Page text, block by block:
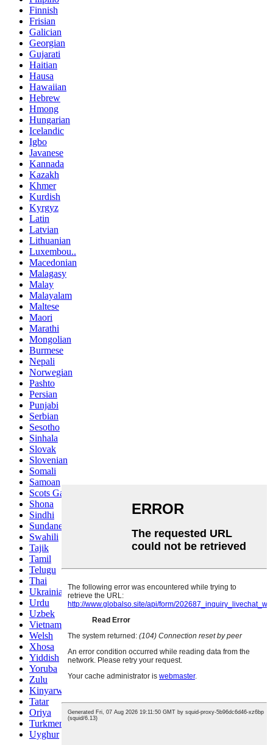
Finnish
Frisian
Galician
Georgian
Gujarati
Haitian
Hausa
Hawaiian
Hebrew
Hmong
Hungarian
Icelandic
Igbo
Javanese
Kannada
Kazakh
Khmer
Kurdish
Kyrgyz
Latin
Latvian
Lithuanian
Luxembou..
Macedonian
Malagasy
Malay
Malayalam
Maltese
Maori
Marathi
Mongolian
Burmese
Nepali
Norwegian
Pashto
Persian
Punjabi
Serbian
Sesotho
Sinhala
Slovak
Slovenian
Somali
Samoan
Scots Gaelic
Shona
Sindhi
Sundanese
Swahili
Tajik
Tamil
Telugu
Thai
Ukrainian
Urdu
Uzbek
Vietnamese
Welsh
Xhosa
Yiddish
Yoruba
Zulu
Kinyarwanda
Tatar
Oriya
Turkmen
Uyghur